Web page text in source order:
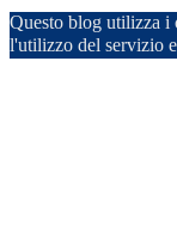
Questo blog utilizza i
l'utilizzo del servizio